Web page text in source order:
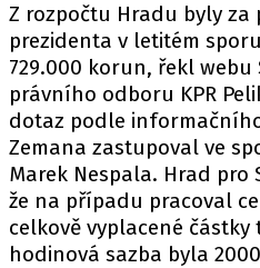
Z rozpočtu Hradu byly
prezidenta v letitém
729.000 korun, řekl webu
právního odboru KPR
dotaz podle
Zemana zastupoval ve
Marek Nespala. Hrad pro
že na případu pracoval
celkově vyplacené částky
hodinová sazba byla